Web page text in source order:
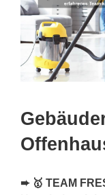
➨ 🥇 TEAM